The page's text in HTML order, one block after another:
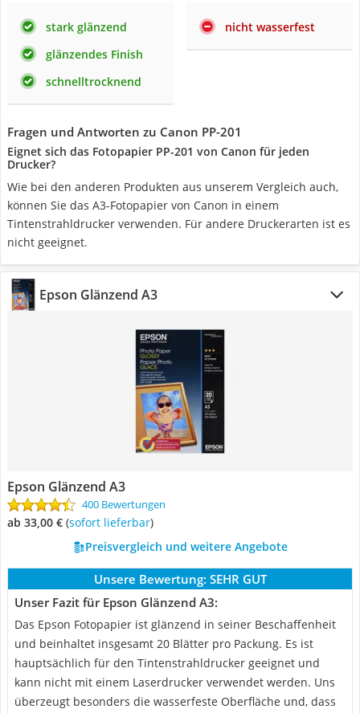
stark glänzend
glänzendes Finish
schnelltrocknend
nicht wasserfest
Fragen und Antworten zu Canon PP-201
Eignet sich das Fotopapier PP-201 von Canon für jeden
Drucker?
Wie bei den anderen Produkten aus unserem Vergleich auch,
können Sie das A3-Fotopapier von Canon in einem
Tintenstrahldrucker verwenden. Für andere Druckerarten ist es
nicht geeignet.
Epson Glänzend A3
Epson Glänzend A3
400 Bewertungen
ab 33,00 € ( Sofort lieferbar)
Preisvergleich und weitere Angebote
Unsere Bewertung: SEHR GUT
Unser Fazit für Epson Glänzend A3:
Das Epson Fotopapier ist glänzend in seiner Beschaffenheit
und beinhaltet insgesamt 20 Blätter pro Packung. Es ist
hauptsächlich für den Tintenstrahldrucker geeignet und
kann nicht mit einem Laserdrucker verwendet werden. Uns
überzeugt besonders die wasserfeste Oberfläche und, dass